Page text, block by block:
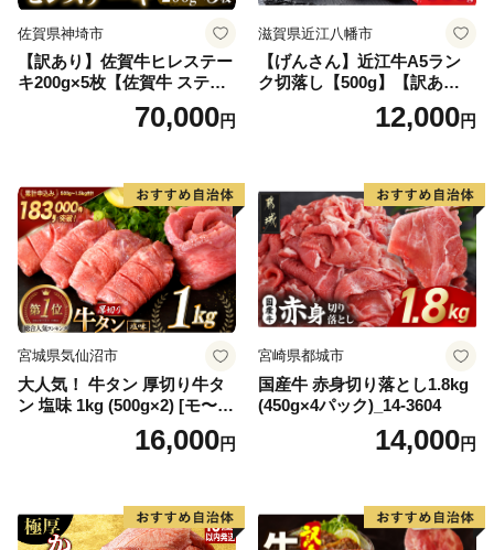
佐賀県神埼市
【訳あり】佐賀牛ヒレステー
キ200g×5枚【佐賀牛 ステー
キ ブランド肉 ヒレ肉 フィレ
肉 ジューシー ヘルシー】(H0
70,000円
滋賀県近江八幡市
【げんさん】近江牛A5ラン
ク切落し【500g】【訳あり】
12,000円
宮城県気仙沼市
大人気！ 牛タン 厚切り牛タ
ン 塩味 1kg (500g×2) [モ〜ラ
ンド 宮城県 気仙沼市 205646
60] 肉 牛肉 精肉 牛たん 牛タ
厚切り タン
16,000円
宮崎県都城市
国産牛 赤身切り落とし1.8kg
(450g×4パック)_14-3604
14,000円